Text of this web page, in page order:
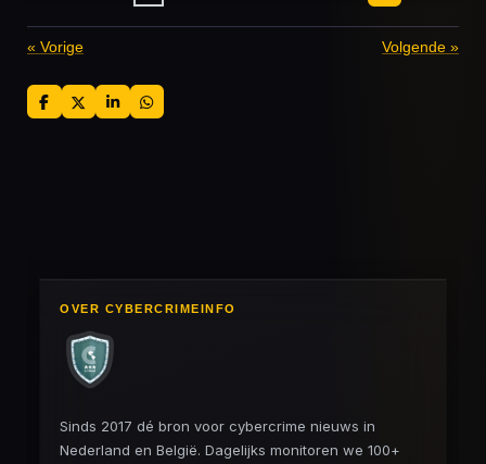
« Vorige Volgende »
D
e
D
e
S
h
D
e
OVER CYBERCRIMEINFO
Sinds 2017 dé bron voor cybercrime nieuws in
Nederland en België. Dagelijks monitoren we 100+